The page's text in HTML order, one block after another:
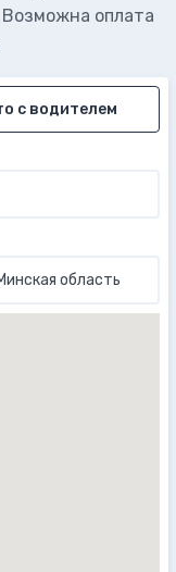
оплата
с водителем